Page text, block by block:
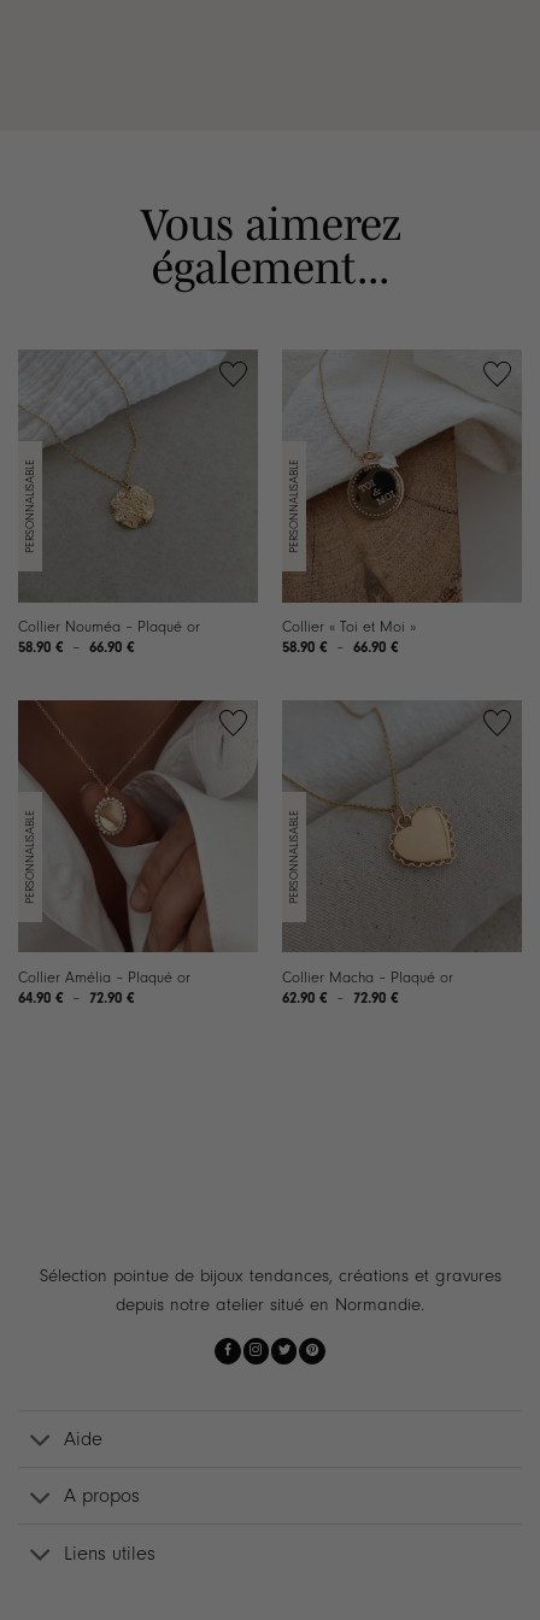
Vous aimerez
également...
Collier Nouméa – Plaqué or
58.90 € – 66.90 €Plage
à
Collier « Toi et Moi »
58.90 € – 66.90 €Plage
à
Collier Amélia – Plaqué or
64.90 € – 72.90 €Plage
Collier Macha – Plaqué or
62.90 € – 72.90 €Plage
Sélection pointue de bijoux tendances, créations et gravures
depuis notre atelier situé en Normandie.
Aide
A propos
Liens utiles